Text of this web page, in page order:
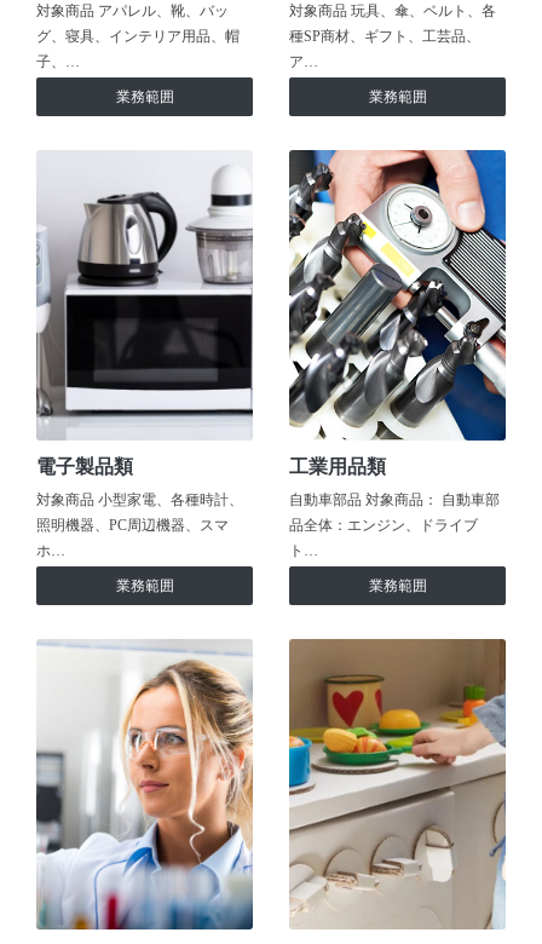
対象商品 アパレル、靴、バッ
グ、寝具、インテリア用品、帽
子、…
業務範囲
対象商品 玩具、傘、ベルト、各
種SP商材、ギフト、工芸品、
ア…
業務範囲
電子製品類
対象商品 小型家電、各種時計、
照明機器、PC周辺機器、スマ
ホ…
業務範囲
工業用品類
自動車部品 対象商品： 自動車部
品全体：エンジン、ドライブ
ト…
業務範囲